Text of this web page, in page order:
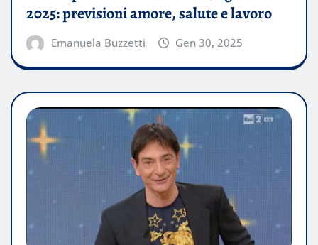
2025: previsioni amore, salute e lavoro
Emanuela Buzzetti Gen 30, 2025